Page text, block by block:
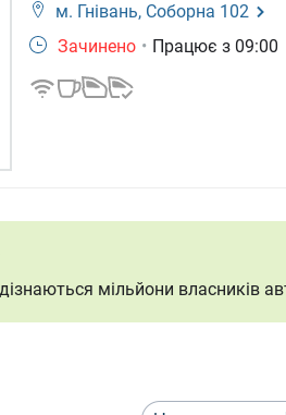
м. Гнівань, Соборна 102
Зачинено • Працює з 09:00
мільйони власників